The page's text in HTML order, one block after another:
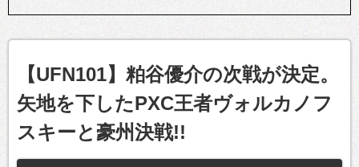
【UFN101】粕谷優介の次戦が決定。
矢地を下したPXC王者ヴォルカノフ
スキーと豪州決戦!!